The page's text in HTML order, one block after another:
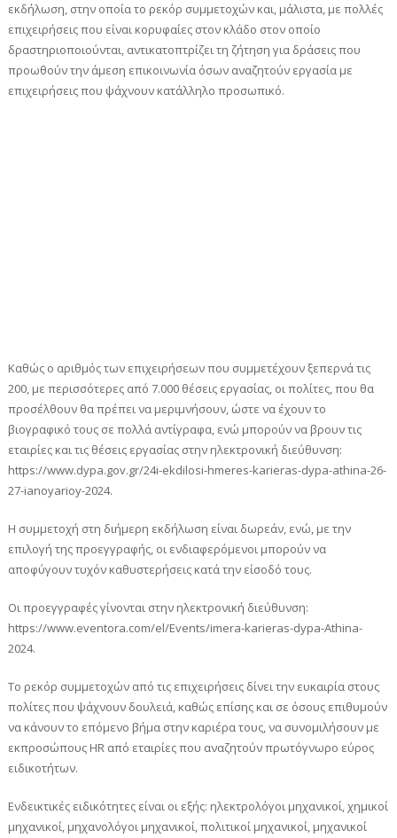
εκδήλωση, στην οποία το ρεκόρ συμμετοχών και, μάλιστα, με πολλές
επιχειρήσεις που είναι κορυφαίες στον κλάδο στον οποίο
δραστηριοποιούνται, αντικατοπτρίζει τη ζήτηση για δράσεις που
προωθούν την άμεση επικοινωνία όσων αναζητούν εργασία με
επιχειρήσεις που ψάχνουν κατάλληλο προσωπικό.
Καθώς ο αριθμός των επιχειρήσεων που συμμετέχουν ξεπερνά τις
200, με περισσότερες από 7.000 θέσεις εργασίας, οι πολίτες, που θα
προσέλθουν θα πρέπει να μεριμνήσουν, ώστε να έχουν το
βιογραφικό τους σε πολλά αντίγραφα, ενώ μπορούν να βρουν τις
εταιρίες και τις θέσεις εργασίας στην ηλεκτρονική διεύθυνση:
https://www.dypa.gov.gr/24i-ekdilosi-hmeres-karieras-dypa-athina-26-
27-ianoyarioy-2024.
Η συμμετοχή στη διήμερη εκδήλωση είναι δωρεάν, ενώ, με την
επιλογή της προεγγραφής, οι ενδιαφερόμενοι μπορούν να
αποφύγουν τυχόν καθυστερήσεις κατά την είσοδό τους.
Οι προεγγραφές γίνονται στην ηλεκτρονική διεύθυνση:
https://www.eventora.com/el/Events/imera-karieras-dypa-Athina-
2024.
Το ρεκόρ συμμετοχών από τις επιχειρήσεις δίνει την ευκαιρία στους
πολίτες που ψάχνουν δουλειά, καθώς επίσης και σε όσους επιθυμούν
να κάνουν το επόμενο βήμα στην καριέρα τους, να συνομιλήσουν με
εκπροσώπους HR από εταιρίες που αναζητούν πρωτόγνωρο εύρος
ειδικοτήτων.
Ενδεικτικές ειδικότητες είναι οι εξής: ηλεκτρολόγοι μηχανικοί, χημικοί
μηχανικοί, μηχανολόγοι μηχανικοί, πολιτικοί μηχανικοί, μηχανικοί